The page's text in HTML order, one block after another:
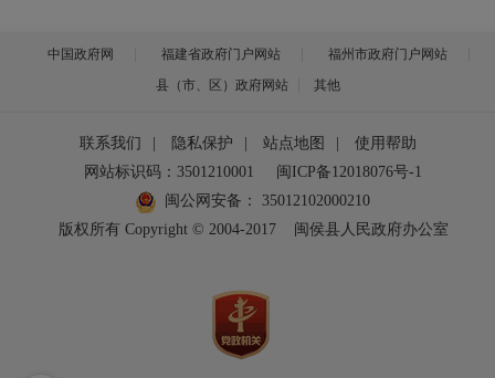
中国政府网 福建省政府门户网站
福州市政府门户网站
县（市、区）政府网站
其他
联系我们 隐私保护 站点地图
使用帮助
网站标识码：3501210001
闽ICP备12018076号-1
闽公网安备：
35012102000210
版权所有 Copyright © 2004-2017
闽侯县人民政府办公室